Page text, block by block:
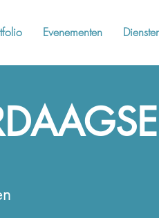
Evenementen